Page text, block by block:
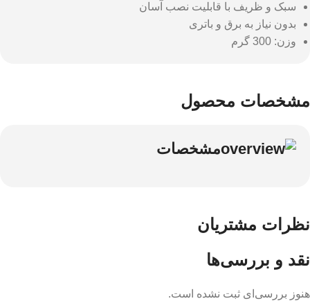
سبک و ظریف با قابلیت نصب آسان
بدون نیاز به برق و باتری
وزن: 300 گرم
مشخصات محصول
مشخصات
نظرات مشتریان
نقد و بررسی‌ها
هنوز بررسی‌ای ثبت نشده است.